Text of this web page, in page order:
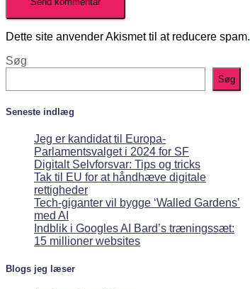
Dette site anvender Akismet til at reducere spam.
Søg
Søg
Seneste indlæg
Jeg er kandidat til Europa-
Parlamentsvalget i 2024 for SF
Digitalt Selvforsvar: Tips og tricks
Tak til EU for at håndhæve digitale
rettigheder
Tech-giganter vil bygge ‘Walled Gardens’
med AI
Indblik i Googles AI Bard’s træningssæt:
15 millioner websites
Blogs jeg læser